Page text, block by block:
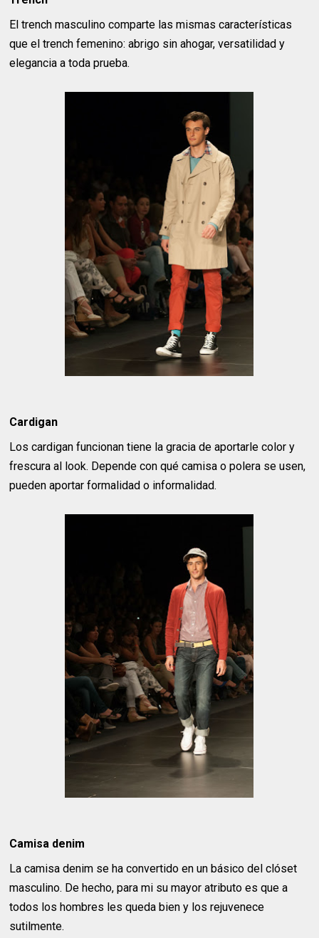
El trench masculino comparte las mismas características
que el trench femenino: abrigo sin ahogar, versatilidad y
elegancia a toda prueba.
Cardigan
Los cardigan funcionan tiene la gracia de aportarle color y
frescura al look. Depende con qué camisa o polera se usen,
pueden aportar formalidad o informalidad.
Camisa denim
La camisa denim se ha convertido en un básico del clóset
masculino. De hecho, para mi su mayor atributo es que a
todos los hombres les queda bien y los rejuvenece
sutilmente.